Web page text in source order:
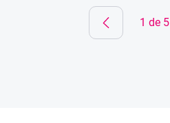
1 de 5